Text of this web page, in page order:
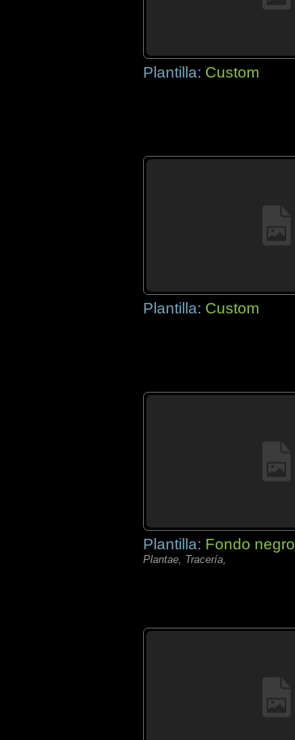
Plantilla: Custom
Plantilla: Custom
Plantilla: Fondo negro
Plantae, Tracería,